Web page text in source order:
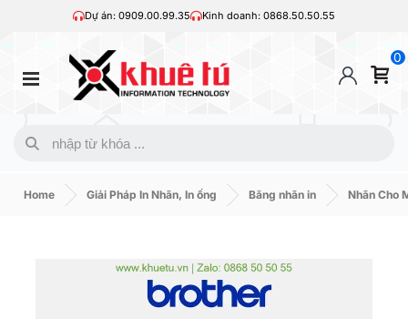
Dự án: 0909.00.99.35 Kinh doanh: 0868.50.50.55
0
Home Giải Pháp In Nhãn, In ống Băng nhãn in Nhãn Cho